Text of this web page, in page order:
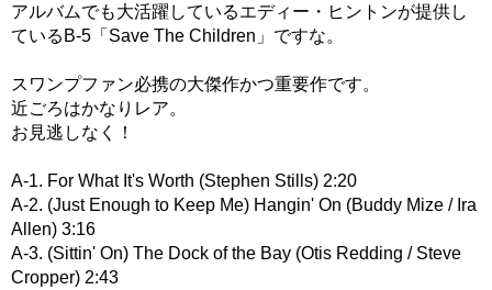
アルバムでも大活躍しているエディー・ヒントンが提供し
ているB-5「Save The Children」ですな。
スワンプファン必携の大傑作かつ重要作です。
近ごろはかなりレア。
お見逃しなく！
A-1. For What It's Worth (Stephen Stills) 2:20
A-2. (Just Enough to Keep Me) Hangin' On (Buddy Mize / Ira
Allen) 3:16
A-3. (Sittin' On) The Dock of the Bay (Otis Redding / Steve
Cropper) 2:43